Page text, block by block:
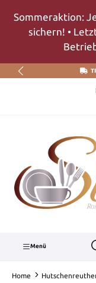
Zum Hauptinhalt
Sommeraktion:
sichern! •
Menü
Home